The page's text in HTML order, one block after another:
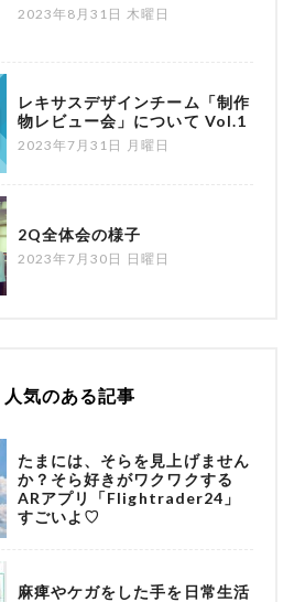
2023年8月31日 木曜日
レキサスデザインチーム「制作
物レビュー会」について Vol.1
2023年7月31日 月曜日
2Q全体会の様子
2023年7月30日 日曜日
人気のある記事
たまには、そらを見上げません
か？そら好きがワクワクする
ARアプリ「Flightrader24」
すごいよ♡
麻痺やケガをした手を日常生活